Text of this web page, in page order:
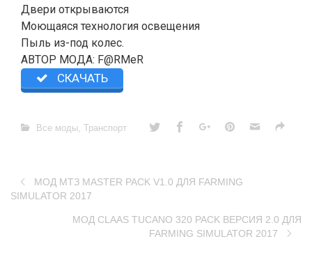
Двери открываются
Моющаяся технология освещения
Пыль из-под колес.
АВТОР МОДА: F@RMeR
СКАЧАТЬ
Все моды, Транспорт
МОД МТЗ MASTER PACK V1.0 ДЛЯ FARMING
SIMULATOR 2017
МОД CLAAS TUCANO 320 PACK ВЕРСИЯ 2.0 ДЛЯ
FARMING SIMULATOR 2017